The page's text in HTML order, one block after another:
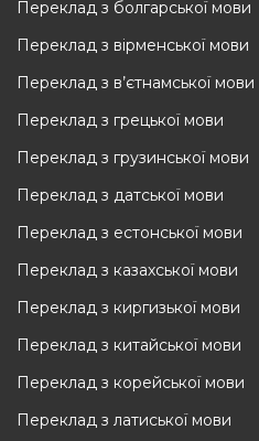
Переклад з болгарської мови
Переклад з вірменської мови
Переклад з в’єтнамської мови
Переклад з грецької мови
Переклад з грузинської мови
Переклад з датської мови
Переклад з естонської мови
Переклад з казахської мови
Переклад з киргизької мови
Переклад з китайської мови
Переклад з корейської мови
Переклад з латиської мови